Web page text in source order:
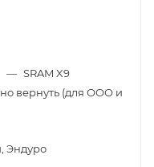
— SRAM X9
вернуть (для ООО и
Эндуро